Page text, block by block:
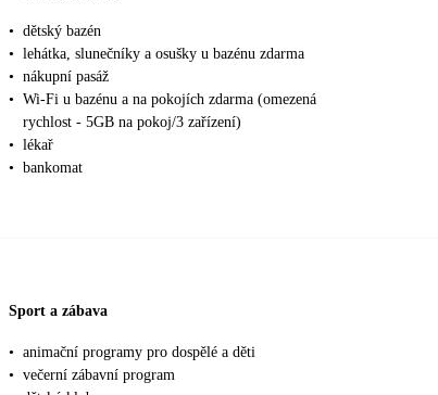
• dětský bazén
• lehátka, slunečníky a osušky u bazénu zdarma
• nákupní pasáž
• Wi-Fi u bazénu a na pokojích zdarma (omezená
rychlost - 5GB na pokoj/3 zařízení)
• lékař
• bankomat
Sport a zábava
• animační programy pro dospělé a děti
• večerní zábavní program